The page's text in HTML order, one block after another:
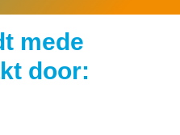
mede
door: